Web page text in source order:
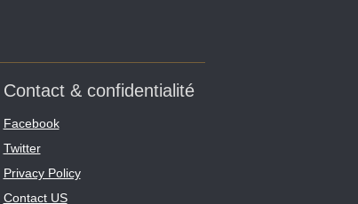
Contact & confidentialité
Facebook
Twitter
Privacy Policy
Contact US